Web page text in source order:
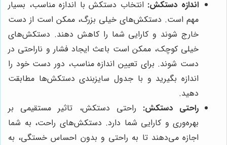
اندازه دستکش: انتخاب دستکش با اندازه مناسب، بسیار
مهم است. دستکش‌های خیلی بزرگ، ممکن است از دست
خارج شوند و کارایی شما را کاهش دهند. دستکش‌های
خیلی کوچک، ممکن است باعث ایجاد فشار و ناراحتی در
دست شوند. برای تعیین اندازه مناسب، دور دست خود را
اندازه بگیرید و با جدول سایزبندی دستکش‌ها مطابقت
دهید.
راحتی دستکش: راحتی دستکش، تاثیر مستقیمی بر
بهره‌وری و کارایی شما دارد. دستکش‌های راحت، به شما
اجازه می‌دهند تا به راحتی و بدون احساس خستگی، به